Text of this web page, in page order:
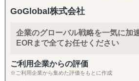
◆以下は個別施策として各専門家チー
目的：海外現地を理解し、事業の成功
↳ 市場概況・規制調査
↳ 競合調査
↳ 企業信用調査
ございます。
また、自社拠点を持たない国につい
ー・提携専門家とのネットワークを通
海外進出のご相談・市場調査から、現
GoGlobal株式会社
企業のグローバル戦略を一気に加
EORまで全てお任せください
ご利用企業からの評価
※ご利用企業から集めた評価をもとに作成